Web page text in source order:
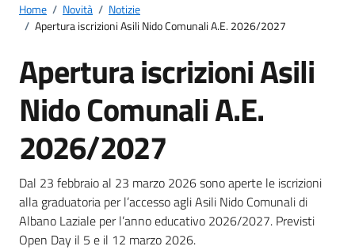
Home / Novità / Notizie
/ Apertura iscrizioni Asili Nido Comunali A.E. 2026/2027
Apertura iscrizioni Asili
Nido Comunali A.E.
2026/2027
Dettagli della notizia
Dal 23 febbraio al 23 marzo 2026 sono aperte le iscrizioni
alla graduatoria per l’accesso agli Asili Nido Comunali di
Albano Laziale per l’anno educativo 2026/2027. Previsti
Open Day il 5 e il 12 marzo 2026.